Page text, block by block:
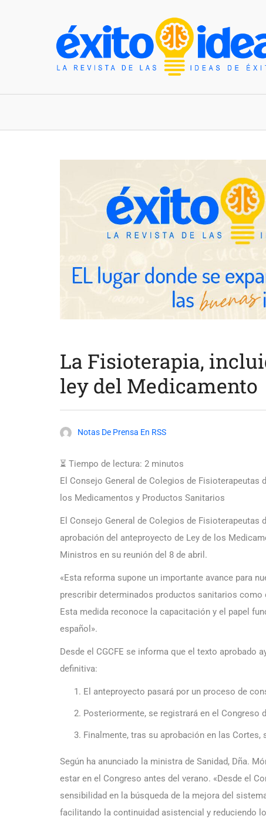
La Fisioterapia,
ley del Medicamento
Notas De Prensa En RSS
⏳ Tiempo de lectura: 2 minutos
El Consejo General de Colegios de Fisioterapeutas
los Medicamentos y Productos Sanitarios
El Consejo General de Colegios de Fisioterapeutas
aprobación del anteproyecto de Ley de los
Ministros en su reunión del 8 de abril.
«Esta reforma supone un importante avance para
prescribir determinados productos sanitarios
Esta medida reconoce la capacitación y el papel
español».
Desde el CGCFE se informa que el texto aprobado
definitiva:
El anteproyecto pasará por un proceso de
Posteriormente, se registrará en el
Finalmente, tras su aprobación en las Cortes,
Según ha anunciado la ministra de Sanidad, Dña.
estar en el Congreso antes del verano. «Desde el
sensibilidad en la búsqueda de la mejora del
facilitando la continuidad asistencial y reduciendo